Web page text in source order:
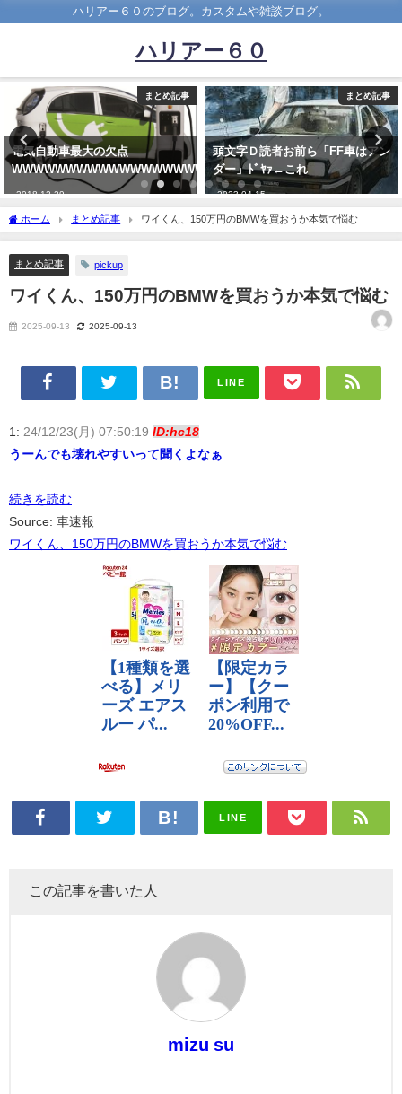
ハリアー６０のブログ。カスタムや雑談ブログ。
ハリアー６０
まとめ記事
頭文字Ｄ読者お前ら「FF車はアン
ダー」ﾄﾞﾔｧ←これ
2023-04-15
まとめ記事
韓国トヨタ、利益219億ウォンを
一銭も残さず日本本社に送金 韓国
市場をATMのように活用
ホーム まとめ記事 ワイくん、150万円のBMWを買おうか本気で悩む
まとめ記事 pickup
ワイくん、150万円のBMWを買おうか本気で悩む
2025-09-13 2025-09-13
LINE
1: 24/12/23(月) 07:50:19 ID:hc18
うーんでも壊れやすいって聞くよなぁ
続きを読む
Source: 車速報
ワイくん、150万円のBMWを買おうか本気で悩む
LINE
この記事を書いた人
mizu su